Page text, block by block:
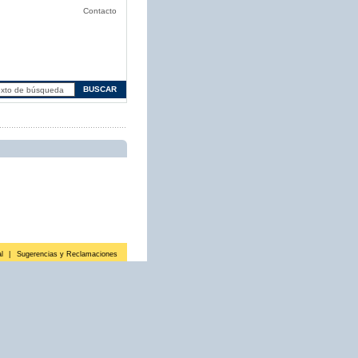
Contacto
Sugerencias y Reclamaciones